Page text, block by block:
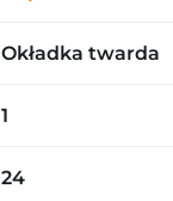
Okładka twarda
1
24